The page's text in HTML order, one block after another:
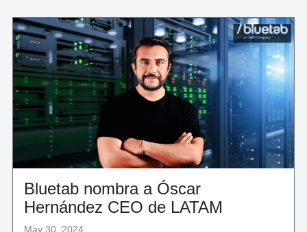
CORREOS
ELECTRÓNICOS
PROFESIONALES.
FUNCIONÓ
SORPRENDENTEMENTE
BIEN"
Bluetab nombra a Óscar
Hernández CEO de LATAM
May 30, 2024